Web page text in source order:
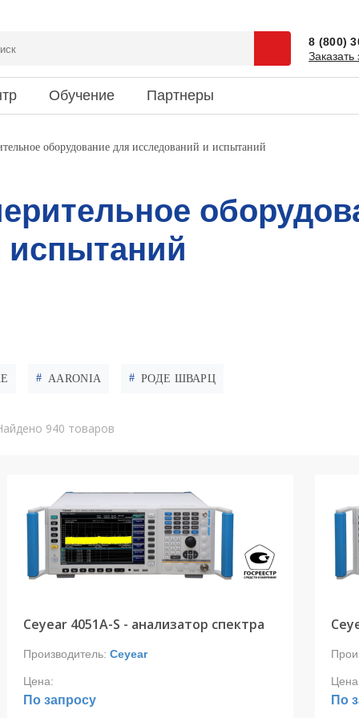
8 (800)
Заказать
Доставка
спецпредложения
Обучение
Наука и юмор
Партнеры
оборудование для исследований и испытаний
испытаний
AARONIA РОДЕ ШВАРЦ
940 товаров
Ceyear 4051A-S - анализатор спектра
Производитель: Ceyear
Цена:
По запросу По